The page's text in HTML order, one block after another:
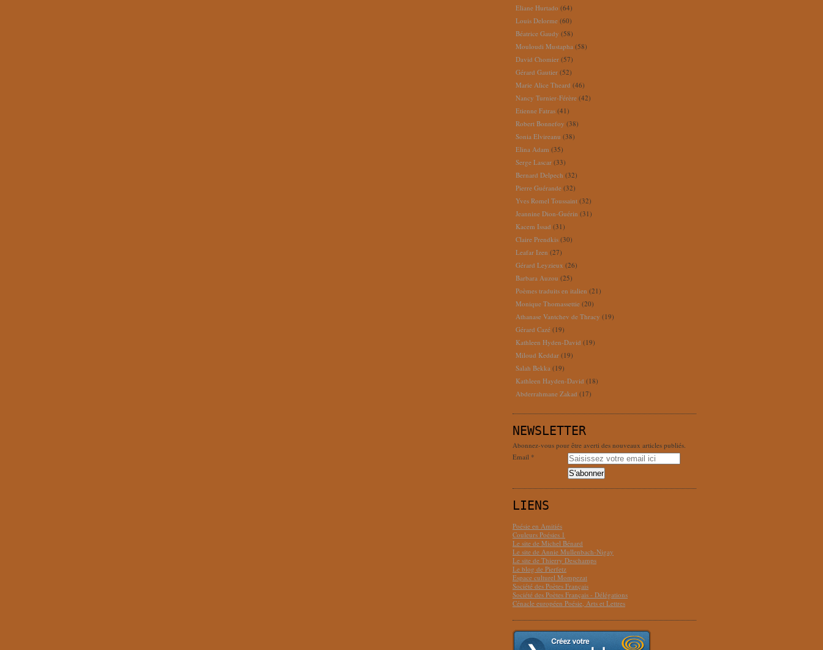
Eliane Hurtado (64)
Louis Delorme (60)
Béatrice Gaudy (58)
Mouloudi Mustapha (58)
David Chomier (57)
Gérard Gautier (52)
Marie Alice Theard (46)
Nancy Turnier-Férère (42)
Etienne Fatras (41)
Robert Bonnefoy (38)
Sonia Elvireanu (38)
Elina Adam (35)
Serge Lascar (33)
Bernard Delpech (32)
Pierre Guérande (32)
Yves Romel Toussaint (32)
Jeannine Dion-Guérin (31)
Kacem Issad (31)
Claire Prendkis (30)
Leafar Izen (27)
Gérard Leyzieux (26)
Barbara Auzou (25)
Poèmes traduits en italien (21)
Monique Thomassettie (20)
Athanase Vantchev de Thracy (19)
Gérard Cazé (19)
Kathleen Hyden-David (19)
Miloud Keddar (19)
Salah Bekka (19)
Kathleen Hayden-David (18)
Abderrahmane Zakad (17)
NEWSLETTER
Abonnez-vous pour être averti des nouveaux articles publiés.
Email
LIENS
Poésie en Amitiés
Couleurs Poésies 1
Le site de Michel Bénard
Le site de Annie Mullenbach-Nigay
Le site de Thierry Deschamps
Le blog de Pierfetz
Espace culturel Mompezat
Société des Poètes Français
Société des Poètes Français - Délégations
Cénacle européen Poésie, Arts et Lettres